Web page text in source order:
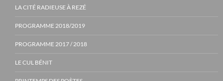
LA CITÉ RADIEUSE À REZÉ
PROGRAMME 2018/2019
PROGRAMME 2017 / 2018
LE CUL BÉNIT